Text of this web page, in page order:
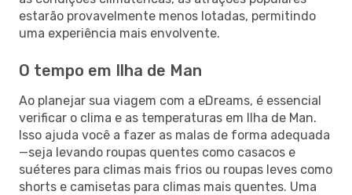
estarão provavelmente menos lotadas, permitindo
uma experiência mais envolvente.
O tempo em Ilha de Man
Ao planejar sua viagem com a eDreams, é essencial
verificar o clima e as temperaturas em Ilha de Man.
Isso ajuda você a fazer as malas de forma adequada
—seja levando roupas quentes como casacos e
suéteres para climas mais frios ou roupas leves como
shorts e camisetas para climas mais quentes. Uma